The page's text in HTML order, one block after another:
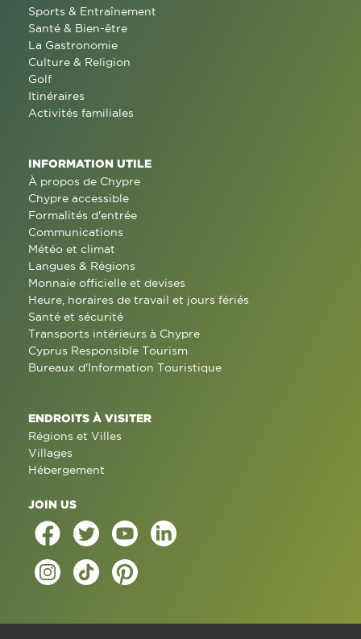
Sports & Entraînement
Santé & Bien-être
La Gastronomie
Culture & Religion
Golf
Itinéraires
Activités familiales
INFORMATION UTILE
À propos de Chypre
Chypre accessible
Formalités d'entrée
Communications
Météo et climat
Langues & Régions
Monnaie officielle et devises
Heure, horaires de travail et jours fériés
Santé et sécurité
Transports intérieurs à Chypre
Cyprus Responsible Tourism
Bureaux d'Information Touristique
ENDROITS À VISITER
Régions et Villes
Villages
Hébergement
JOIN US